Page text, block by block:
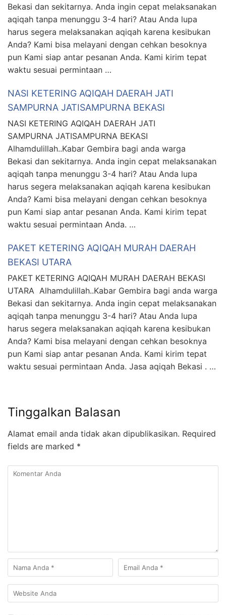
Bekasi dan sekitarnya. Anda ingin cepat melaksanakan
aqiqah tanpa menunggu 3-4 hari? Atau Anda lupa
harus segera melaksanakan aqiqah karena kesibukan
Anda? Kami bisa melayani dengan cehkan besoknya
pun Kami siap antar pesanan Anda. Kami kirim tepat
waktu sesuai permintaan …
NASI KETERING AQIQAH DAERAH JATI
SAMPURNA JATISAMPURNA BEKASI
NASI KETERING AQIQAH DAERAH JATI
SAMPURNA JATISAMPURNA BEKASI
Alhamdulillah..Kabar Gembira bagi anda warga
Bekasi dan sekitarnya. Anda ingin cepat melaksanakan
aqiqah tanpa menunggu 3-4 hari? Atau Anda lupa
harus segera melaksanakan aqiqah karena kesibukan
Anda? Kami bisa melayani dengan cehkan besoknya
pun Kami siap antar pesanan Anda. Kami kirim tepat
waktu sesuai permintaan Anda. …
PAKET KETERING AQIQAH MURAH DAERAH
BEKASI UTARA
PAKET KETERING AQIQAH MURAH DAERAH BEKASI
UTARA Alhamdulillah..Kabar Gembira bagi anda warga
Bekasi dan sekitarnya. Anda ingin cepat melaksanakan
aqiqah tanpa menunggu 3-4 hari? Atau Anda lupa
harus segera melaksanakan aqiqah karena kesibukan
Anda? Kami bisa melayani dengan cehkan besoknya
pun Kami siap antar pesanan Anda. Kami kirim tepat
waktu sesuai permintaan Anda. Jasa aqiqah Bekasi . …
Tinggalkan Balasan
Alamat email anda tidak akan dipublikasikan. Required
fields are marked *